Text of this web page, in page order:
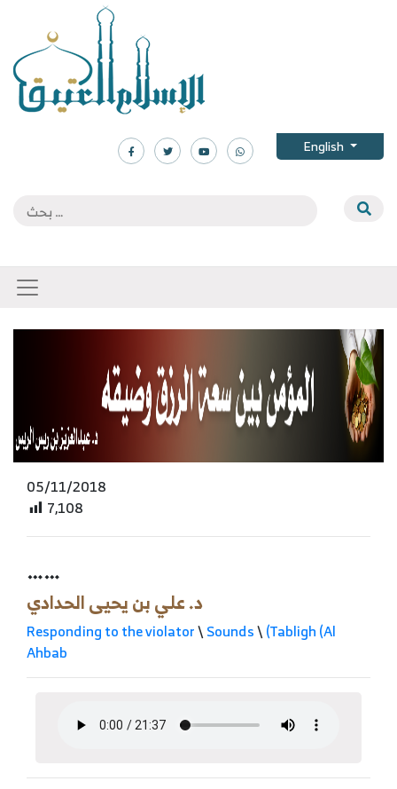
English
05/11/2018
7,108
……
د. علي بن يحيى الحدادي
Responding to the violator\Sounds\(Tabligh (Al
Ahbab